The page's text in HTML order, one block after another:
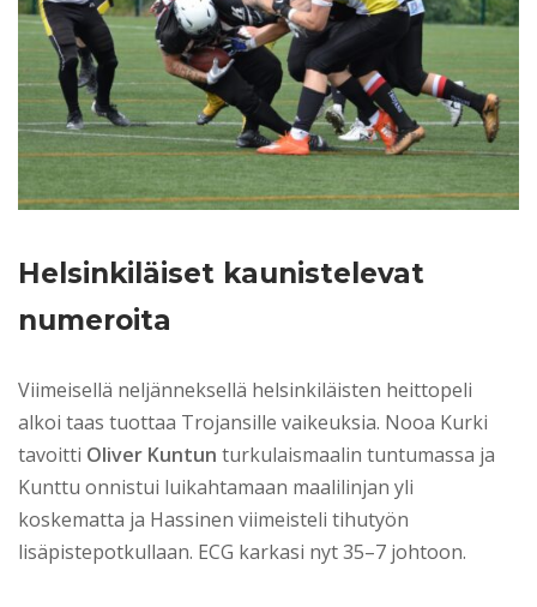
Helsinkiläiset kaunistelevat
numeroita
Viimeisellä neljänneksellä helsinkiläisten heittopeli
alkoi taas tuottaa Trojansille vaikeuksia. Nooa Kurki
tavoitti Oliver Kuntun turkulaismaalin tuntumassa ja
Kunttu onnistui luikahtamaan maalilinjan yli
koskematta ja Hassinen viimeisteli tihutyön
lisäpistepotkullaan. ECG karkasi nyt 35–7 johtoon.